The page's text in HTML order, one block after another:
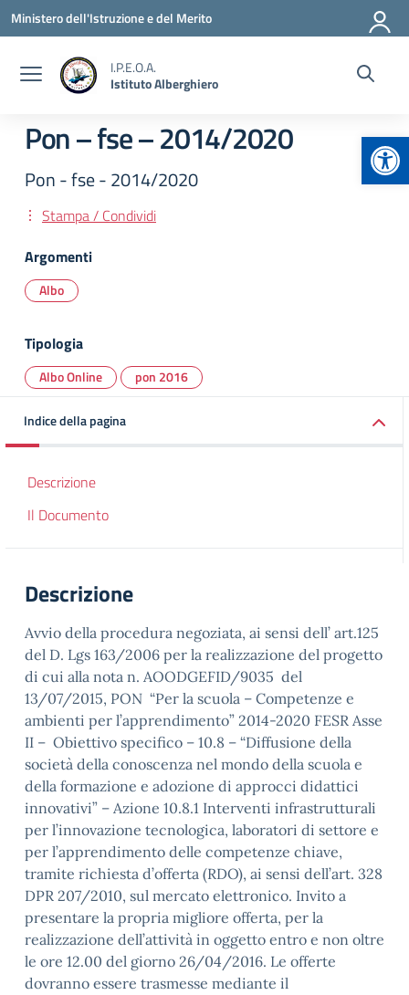
Vai ai contenuti
Vai al menu di navigazione
Vai al footer
Ministero dell'Istruzione e del Merito
I.P.E.O.A.
Istituto Alberghiero
Pon – fse – 2014/2020
Pon - fse - 2014/2020
Stampa / Condividi
Argomenti
Albo
Tipologia
Albo Online pon 2016
Indice della pagina
Descrizione
Il Documento
Descrizione
Avvio della procedura negoziata, ai sensi dell’ art.125
del D. Lgs 163/2006 per la realizzazione del progetto
di cui alla nota n. AOODGEFID/9035 del
13/07/2015, PON “Per la scuola – Competenze e
ambienti per l’apprendimento” 2014-2020 FESR Asse
II – Obiettivo specifico – 10.8 – “Diffusione della
società della conoscenza nel mondo della scuola e
della formazione e adozione di approcci didattici
innovativi” – Azione 10.8.1 Interventi infrastrutturali
per l’innovazione tecnologica, laboratori di settore e
per l’apprendimento delle competenze chiave,
tramite richiesta d’offerta (RDO), ai sensi dell’art. 328
DPR 207/2010, sul mercato elettronico. Invito a
presentare la propria migliore offerta, per la
realizzazione dell’attività in oggetto entro e non oltre
le ore 12.00 del giorno 26/04/2016. Le offerte
dovranno essere trasmesse mediante il